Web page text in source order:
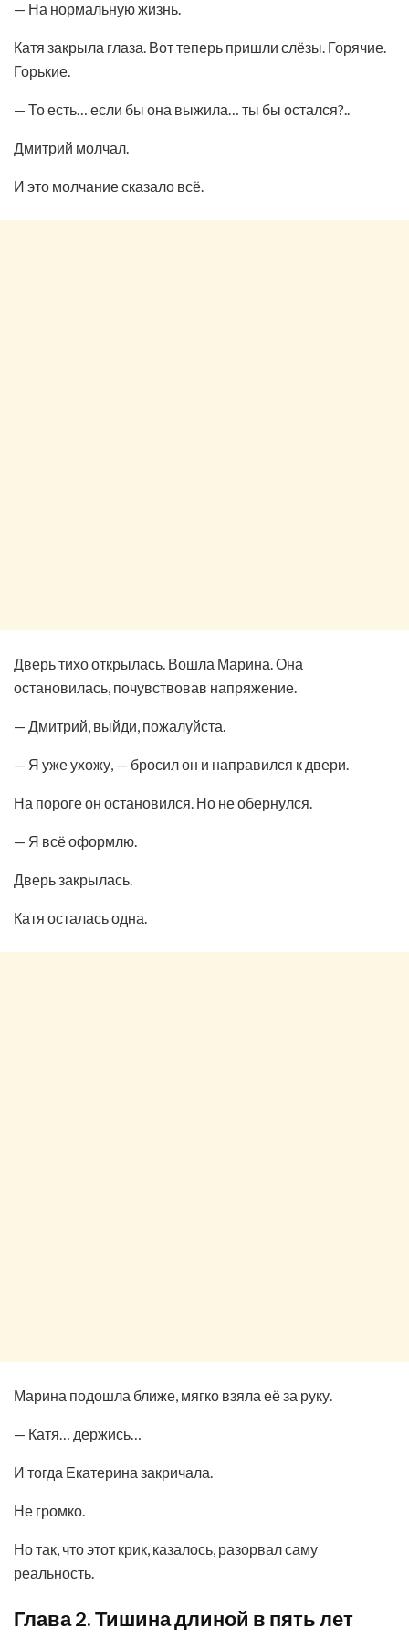
— На нормальную жизнь.
Катя закрыла глаза. Вот теперь пришли слёзы. Горячие.
Горькие.
— То есть… если бы она выжила… ты бы остался?..
Дмитрий молчал.
И это молчание сказало всё.
Дверь тихо открылась. Вошла Марина. Она
остановилась, почувствовав напряжение.
— Дмитрий, выйди, пожалуйста.
— Я уже ухожу, — бросил он и направился к двери.
На пороге он остановился. Но не обернулся.
— Я всё оформлю.
Дверь закрылась.
Катя осталась одна.
Марина подошла ближе, мягко взяла её за руку.
— Катя… держись…
И тогда Екатерина закричала.
Не громко.
Но так, что этот крик, казалось, разорвал саму
реальность.
Глава 2. Тишина длиной в пять лет